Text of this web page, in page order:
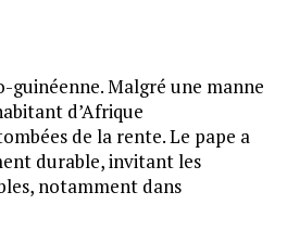
guinéenne. Malgré une manne
d’Afrique
de la rente. Le pape a
durable, invitant les
notamment dans